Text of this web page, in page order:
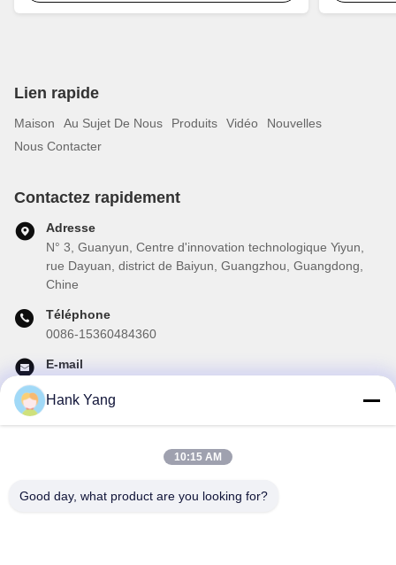
Lien rapide
Maison Au Sujet De Nous Produits Vidéo
Nouvelles
Nous Contacter
Contactez rapidement
Adresse
N° 3, Guanyun, Centre d'innovation technologique Yiyun,
rue Dayuan, district de Baiyun, Guangzhou, Guangdong,
Chine
Téléphone
0086-15360484360
E-mail
Abonnez-vous à notre newsletter pour des réductions et plus
Hank Yang
10:15 AM
Good day, what product are you looking for?